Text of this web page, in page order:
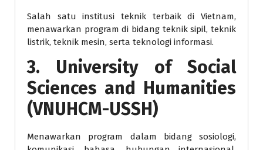
Salah satu institusi teknik terbaik di Vietnam,
menawarkan program di bidang teknik sipil, teknik
listrik, teknik mesin, serta teknologi informasi.
3. University of Social
Sciences and Humanities
(VNUHCM-USSH)
Menawarkan program dalam bidang sosiologi,